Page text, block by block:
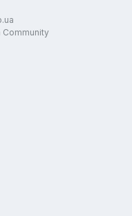
Community